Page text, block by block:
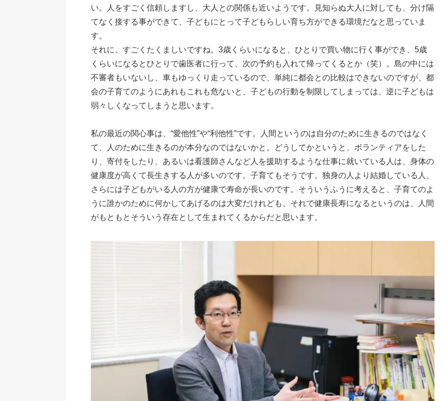
い。人をすごく信頼しますし、大人との関係も近いようです。見知らぬ大人に対しても、分け隔
てなく接する事ができて、子どもにとって子どもらしい育ち方ができる環境だなと思っていま
す。
それに、すごくたくましいですね。3歳くらいになると、ひとりで買い物に行く事ができ、5歳
くらいになるとひとりで歯医者に行って、次の予約も入れて帰ってくるとか（笑）。島の中には
不審者もいないし、車もゆっくり走っているので、単純に都会との比較はできないのですが、都
会の子育てのようにあれもこれも危ないと、子どもの行動を制限してしまっては、逆に子どもは
弱々しくなってしまうと思います。
私の最近の関心事は、“愛他性”や“利他性”です。人間というのは自分のために生きるのではなく
て、人のために生きるのが本分なのではないかと。どうしてかというと、ボランティアをした
り、寄付をしたり、あるいは看護師さんなど人を援助するような仕事に就いている人は、身体の
健康度が高くて長生きする人が多いのです。子育てもそうです。独身の人より結婚している人、
さらには子どもがいる人の方が健康で寿命が長いのです。そういうふうに考えると、子育てのよ
うに誰かのために何かしてあげるのは大変だけれども、それで健康長寿になるというのは、人間
がもともとそういう存在として生まれてくるからだと思います。